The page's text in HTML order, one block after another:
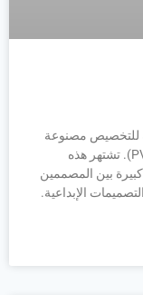
للتخصيص مصنوعة
في الأساس من مادة كلوريد البولي فينيل (PVC). تشتهر هذه
بين المصممين
الإبداعية.